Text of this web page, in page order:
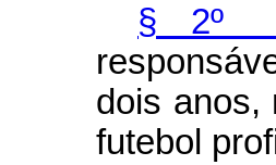
§ 2º
dois anos,
futebol